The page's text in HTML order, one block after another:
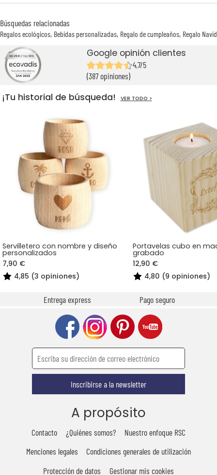
Búsquedas relacionadas
Regalos ecológicos Bebidas personalizadas Regalo de cumpleaños Regalo
Google opinión clientes
4,7/5
(387 opiniones)
¡Tu historial de búsqueda! VER TODO >
Servilletero con nombre y diseño
personalizados
7,90 €
4,85 (3 opiniones)
Portavelas cubo en
grabado
12,90 €
4,80 (9 opiniones)
Entrega express Pago seguro
Inscribirse a la newsletter
A propósito
Contacto ¿Quiénes somos?
Nuestro enfoque RSC
Menciones legales
Condiciones generales de utilización
Protección de datos
Gestionar mis cookies